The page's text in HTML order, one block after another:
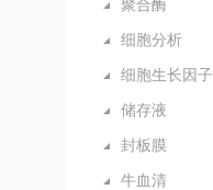
聚合酶
细胞分析
细胞生长因子
储存液
封板膜
牛血清